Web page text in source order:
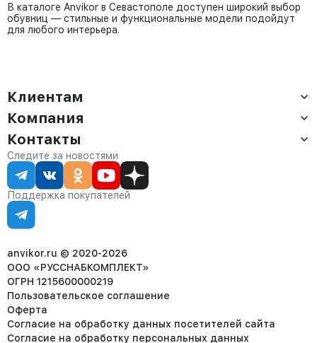
В каталоге Anvikor в Севастополе доступен широкий выбор
обувниц — стильные и функциональные модели подойдут
для любого интерьера.
Клиентам
Доставка
Оплата
Сервис
Статус заказа
Статьи
Компания
О компании
Контакты
Партнёрам
Контакты
Отдел продаж:
8 (800) 234-22-62
corp@anvikor.ru
Ежедневно, с 7:00-19:00 (МСК)
Отдел рекламации:
8 (953) 455-25-61
Следите за новостями
Поддержка покупателей
anvikor.ru © 2020-2026
ООО «РУССНАБКОМПЛЕКТ»
ОГРН 1215600000219
Пользовательское соглашение
Оферта
Согласие на обработку данных посетителей сайта
Согласие на обработку персональных данных